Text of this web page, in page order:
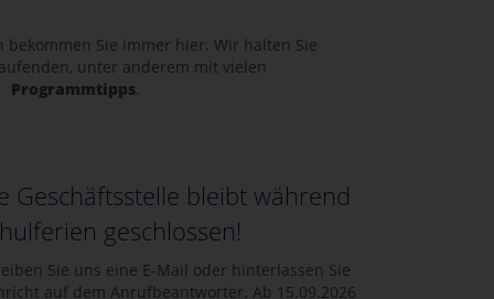
Sie immer hier. Wir halten Sie
unter anderem mit vielen
Programmtipps.
Geschäftsstelle bleibt während
geschlossen!
Sie uns eine E-Mail oder hinterlassen Sie
auf dem Anrufbeantworter. Ab 15.09.2026